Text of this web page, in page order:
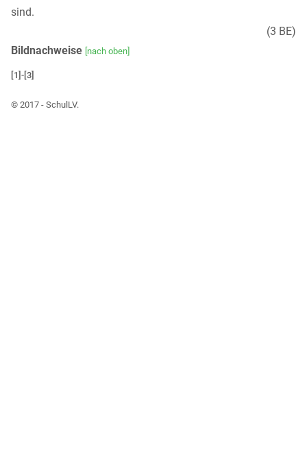
sind.
(3 BE)
Bildnachweise [nach oben]
[1]-[3]
© 2017 - SchulLV.